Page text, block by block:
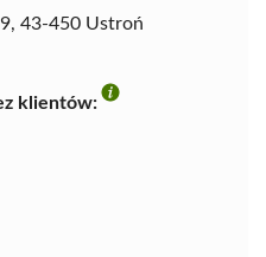
9, 43-450 Ustroń
klientów: